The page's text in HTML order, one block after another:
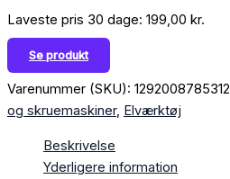
Laveste pris 30 dage: 199,00 kr.
Se produkt
Varenummer (SKU):
og skruemaskiner, Elværktøj
Beskrivelse
Yderligere information